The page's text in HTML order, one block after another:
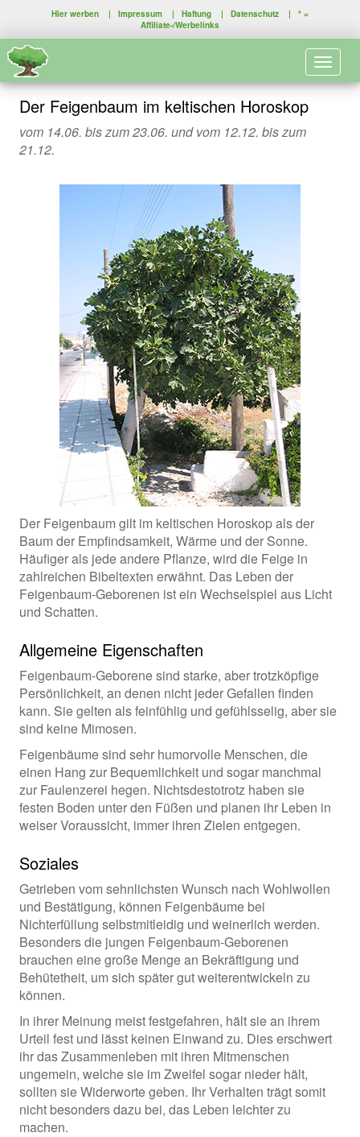
Hier werben | Impressum | Haftung | Datenschutz | * =
Affiliate-/Werbelinks
Der Feigenbaum im keltischen Horoskop
vom 14.06. bis zum 23.06. und vom 12.12. bis zum
21.12.
Der Feigenbaum gilt im keltischen Horoskop als der
Baum der Empfindsamkeit, Wärme und der Sonne.
Häufiger als jede andere Pflanze, wird die Feige in
zahlreichen Bibeltexten erwähnt. Das Leben der
Feigenbaum-Geborenen ist ein Wechselspiel aus Licht
und Schatten.
Allgemeine Eigenschaften
Feigenbaum-Geborene sind starke, aber trotzköpfige
Persönlichkeit, an denen nicht jeder Gefallen finden
kann. Sie gelten als feinfühlig und gefühlsselig, aber sie
sind keine Mimosen.
Feigenbäume sind sehr humorvolle Menschen, die
einen Hang zur Bequemlichkeit und sogar manchmal
zur Faulenzerei hegen. Nichtsdestotrotz haben sie
festen Boden unter den Füßen und planen ihr Leben in
weiser Voraussicht, immer ihren Zielen entgegen.
Soziales
Getrieben vom sehnlichsten Wunsch nach Wohlwollen
und Bestätigung, können Feigenbäume bei
Nichterfüllung selbstmitleidig und weinerlich werden.
Besonders die jungen Feigenbaum-Geborenen
brauchen eine große Menge an Bekräftigung und
Behütetheit, um sich später gut weiterentwickeln zu
können.
In ihrer Meinung meist festgefahren, hält sie an ihrem
Urteil fest und lässt keinen Einwand zu. Dies erschwert
ihr das Zusammenleben mit ihren Mitmenschen
ungemein, welche sie im Zweifel sogar nieder hält,
sollten sie Widerworte geben. Ihr Verhalten trägt somit
nicht besonders dazu bei, das Leben leichter zu
machen.